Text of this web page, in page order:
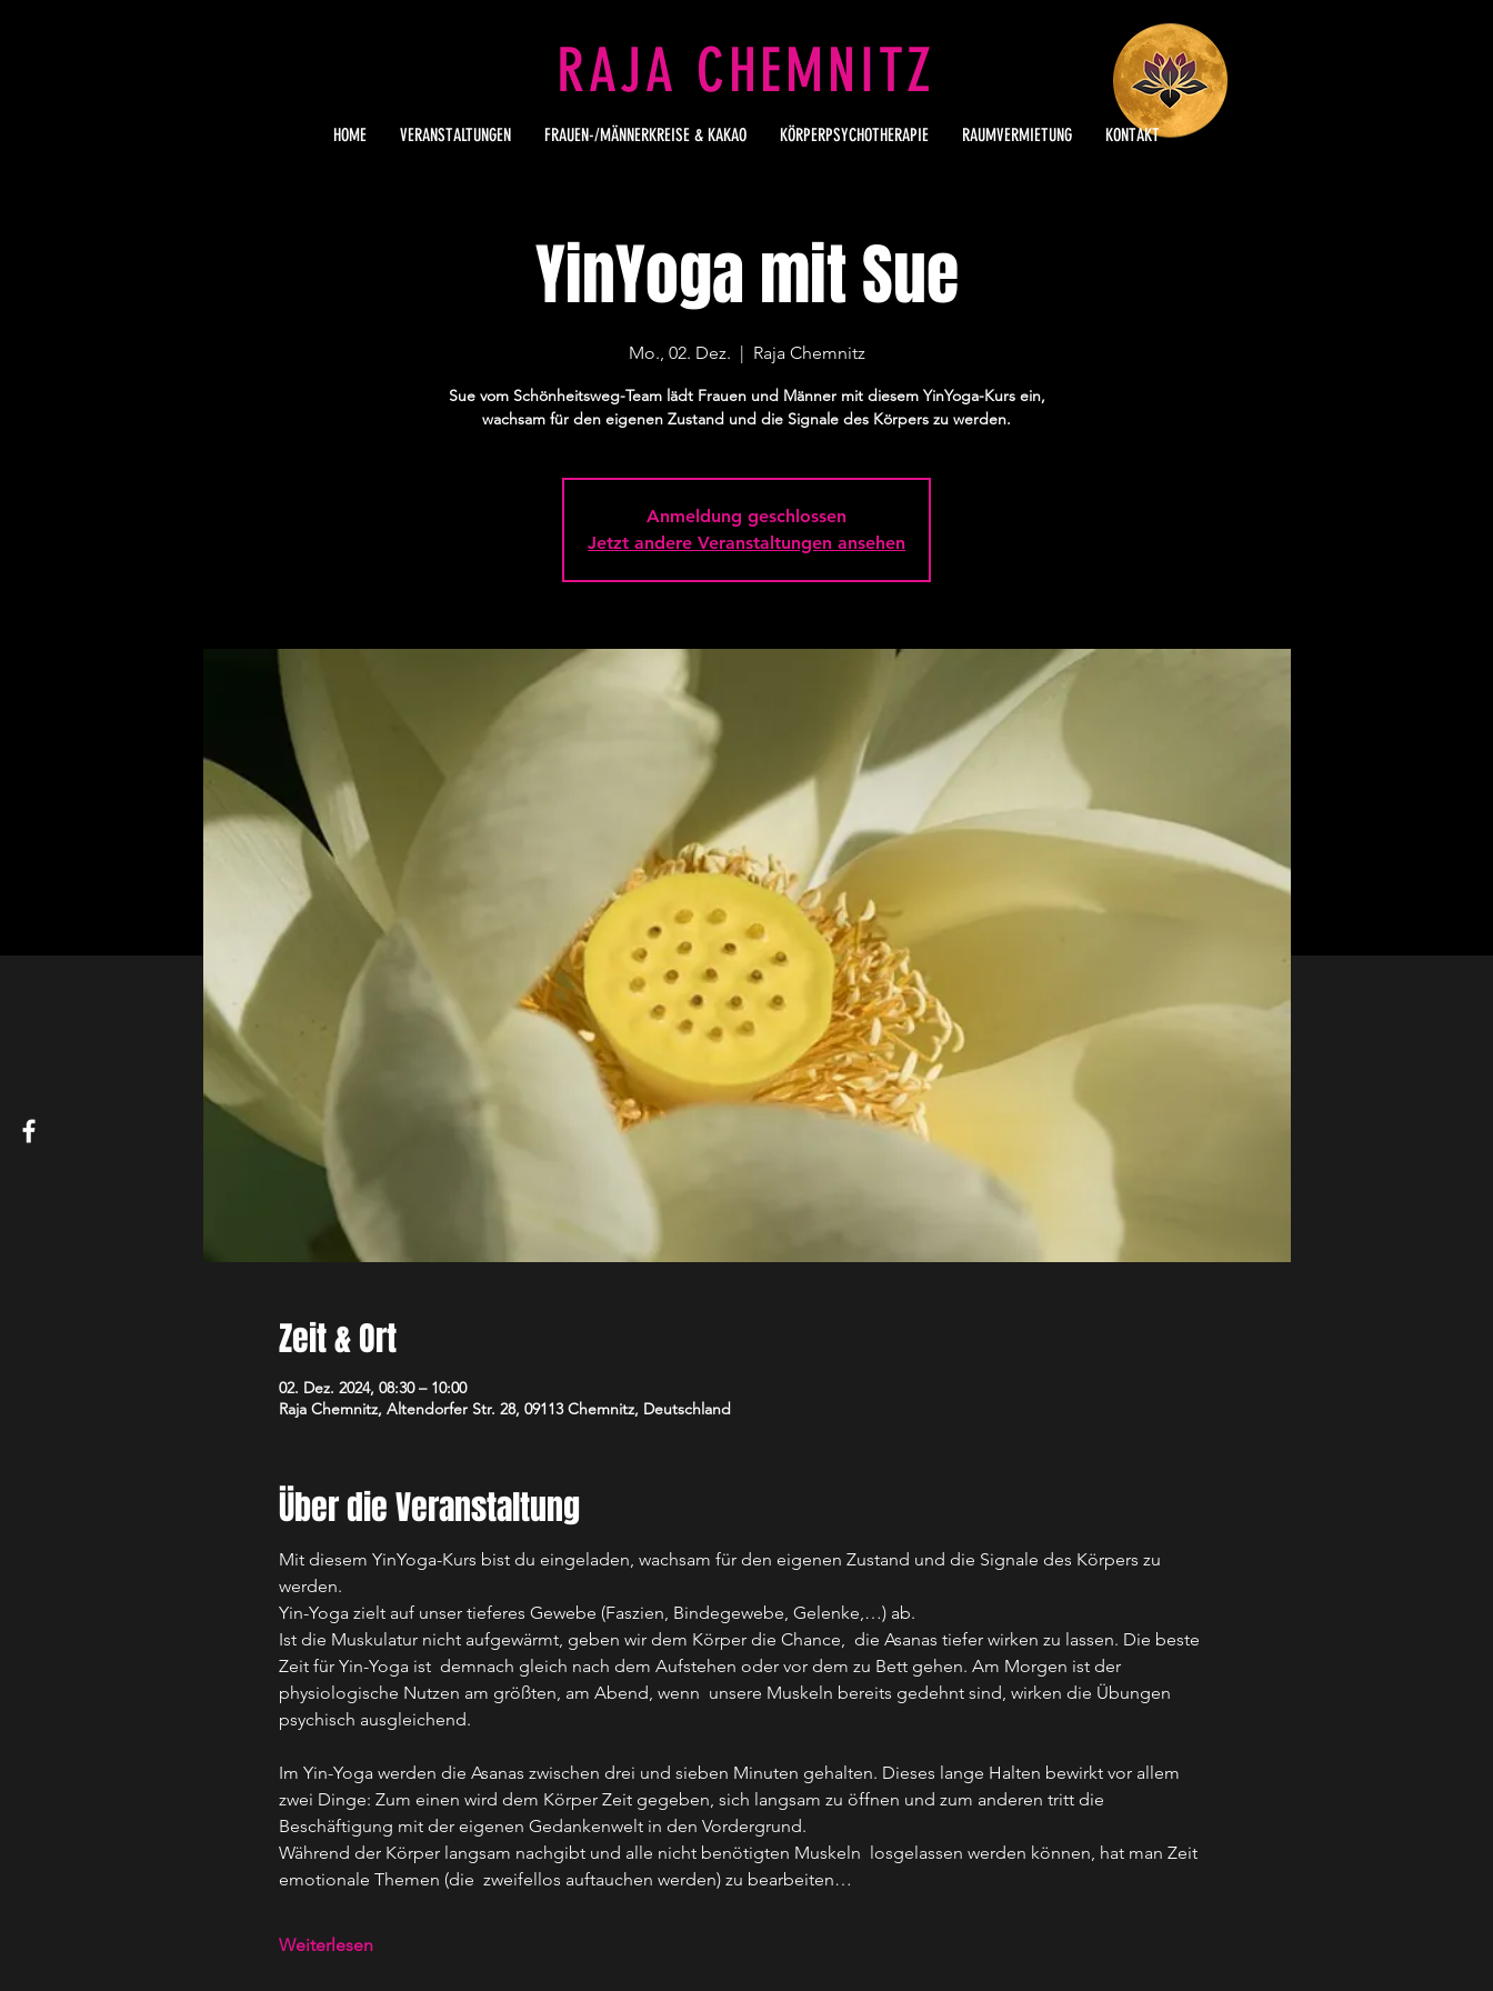
RAJA CHEMNITZ
HOME VERANSTALTUNGEN FRAUEN-/MÄNNERKREISE & KAKAO KÖRPERPSYCHOTHERAPIE RAUMVERMIETUNG KONTAKT
YinYoga mit Sue
Mo., 02. Dez.
  |
Raja Chemnitz
Sue vom Schönheitsweg-Team lädt Frauen und Männer mit diesem YinYoga-Kurs ein,
wachsam für den eigenen Zustand und die Signale des Körpers zu werden.
Anmeldung geschlossen
Jetzt andere Veranstaltungen ansehen
Zeit & Ort
02. Dez. 2024, 08:30 – 10:00
Raja Chemnitz, Altendorfer Str. 28, 09113 Chemnitz, Deutschland
Über die Veranstaltung
Mit diesem YinYoga-Kurs bist du eingeladen, wachsam für den eigenen Zustand und die Signale des Körpers zu
werden.
Yin-Yoga zielt auf unser tieferes Gewebe (Faszien, Bindegewebe, Gelenke,…) ab.
Ist die Muskulatur nicht aufgewärmt, geben wir dem Körper die Chance,  die Asanas tiefer wirken zu lassen. Die beste
Zeit für Yin-Yoga ist  demnach gleich nach dem Aufstehen oder vor dem zu Bett gehen. Am Morgen ist der
physiologische Nutzen am größten, am Abend, wenn  unsere Muskeln bereits gedehnt sind, wirken die Übungen
psychisch ausgleichend.
Im Yin-Yoga werden die Asanas zwischen drei und sieben Minuten gehalten. Dieses lange Halten bewirkt vor allem
zwei Dinge: Zum einen wird dem Körper Zeit gegeben, sich langsam zu öffnen und zum anderen tritt die
Beschäftigung mit der eigenen Gedankenwelt in den Vordergrund.
Während der Körper langsam nachgibt und alle nicht benötigten Muskeln  losgelassen werden können, hat man Zeit
emotionale Themen (die  zweifellos auftauchen werden) zu bearbeiten…
Weiterlesen